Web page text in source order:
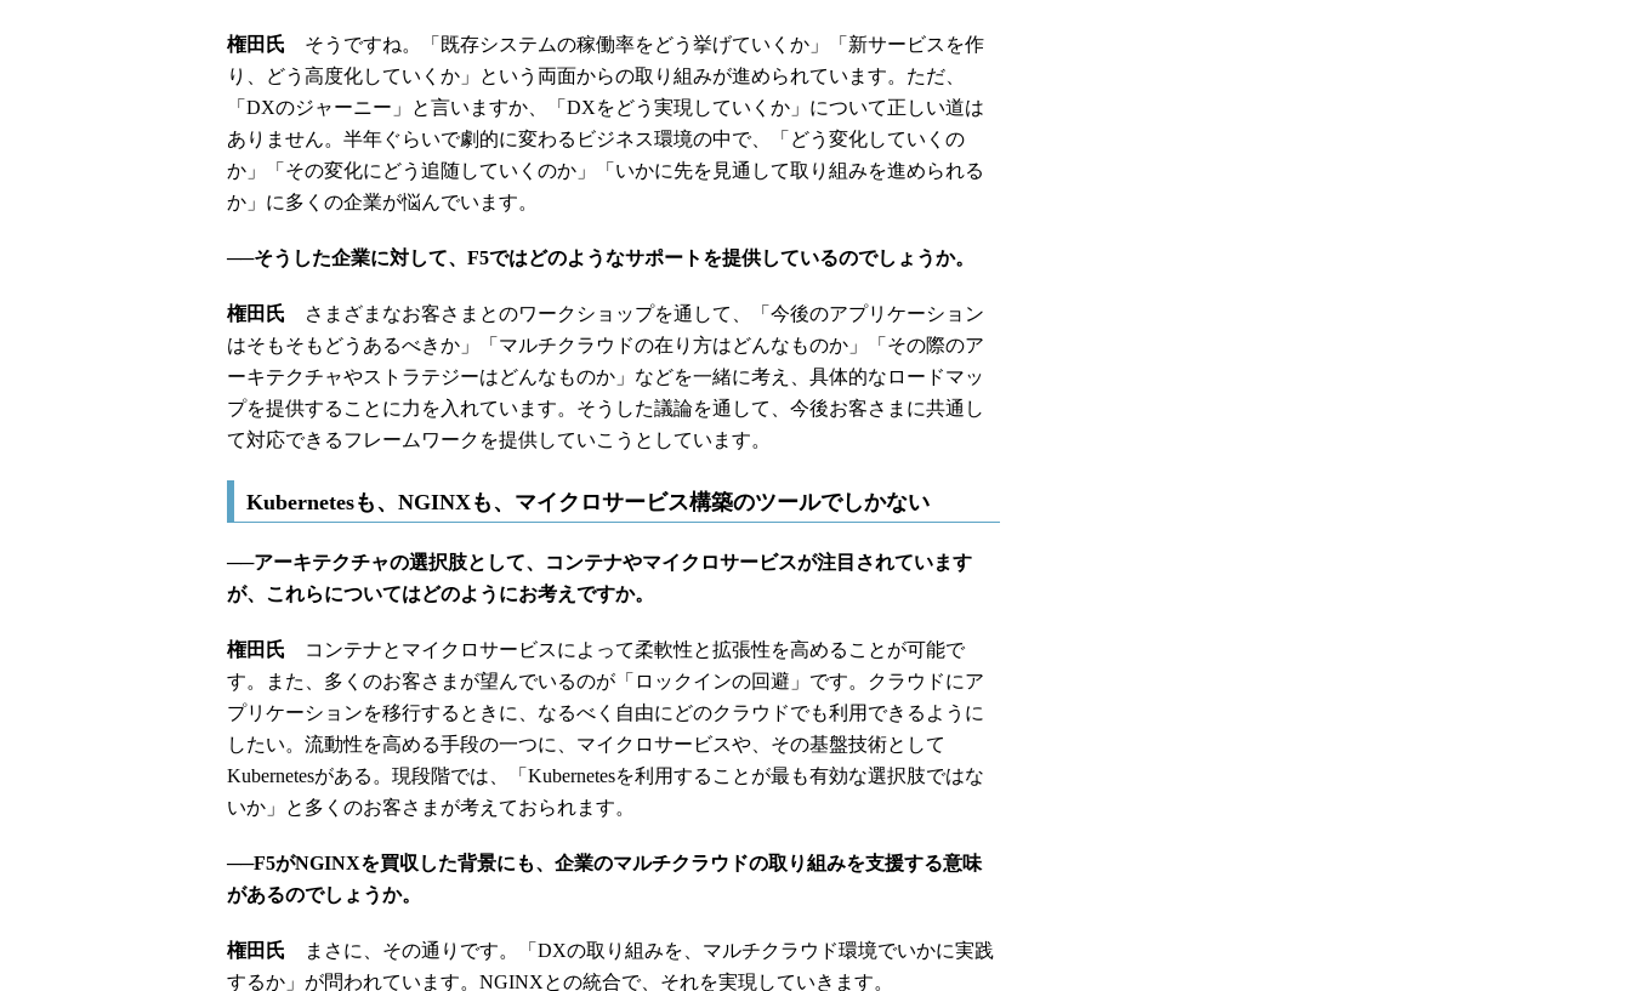
権田氏 そうですね。「既存システムの稼働率をどう挙げていくか」「新サービスを作
り、どう高度化していくか」という両面からの取り組みが進められています。ただ、
「DXのジャーニー」と言いますか、「DXをどう実現していくか」について正しい道は
ありません。半年ぐらいで劇的に変わるビジネス環境の中で、「どう変化していくの
か」「その変化にどう追随していくのか」「いかに先を見通して取り組みを進められる
か」に多くの企業が悩んでいます。
──そうした企業に対して、F5ではどのようなサポートを提供しているのでしょうか。
権田氏 さまざまなお客さまとのワークショップを通して、「今後のアプリケーション
はそもそもどうあるべきか」「マルチクラウドの在り方はどんなものか」「その際のア
ーキテクチャやストラテジーはどんなものか」などを一緒に考え、具体的なロードマッ
プを提供することに力を入れています。そうした議論を通して、今後お客さまに共通し
て対応できるフレームワークを提供していこうとしています。
Kubernetesも、NGINXも、マイクロサービス構築のツールでしかない
──アーキテクチャの選択肢として、コンテナやマイクロサービスが注目されています
が、これらについてはどのようにお考えですか。
権田氏 コンテナとマイクロサービスによって柔軟性と拡張性を高めることが可能で
す。また、多くのお客さまが望んでいるのが「ロックインの回避」です。クラウドにア
プリケーションを移行するときに、なるべく自由にどのクラウドでも利用できるように
したい。流動性を高める手段の一つに、マイクロサービスや、その基盤技術として
Kubernetesがある。現段階では、「Kubernetesを利用することが最も有効な選択肢ではな
いか」と多くのお客さまが考えておられます。
──F5がNGINXを買収した背景にも、企業のマルチクラウドの取り組みを支援する意味
があるのでしょうか。
権田氏 まさに、その通りです。「DXの取り組みを、マルチクラウド環境でいかに実践
するか」が問われています。NGINXとの統合で、それを実現していきます。